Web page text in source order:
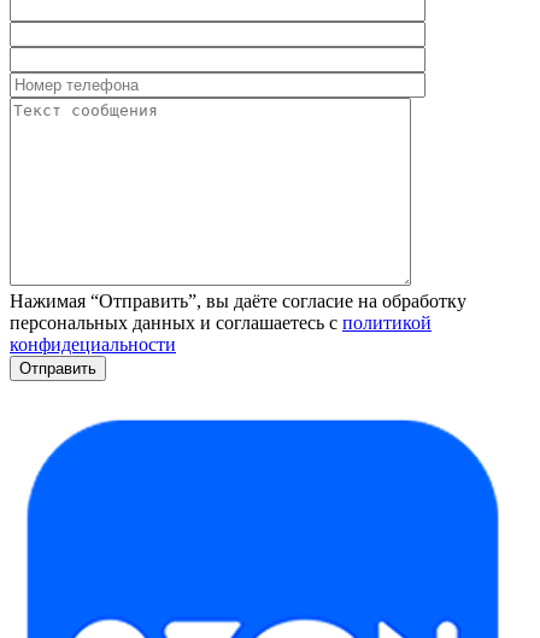
Нажимая “Отправить”, вы даёте согласие на обработку
персональных данных и соглашаетесь с политикой
конфидециальности